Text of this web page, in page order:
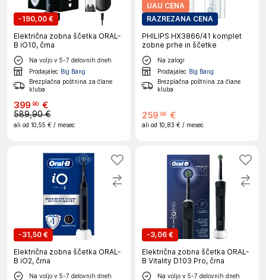
-190,00 €
Električna zobna ščetka ORAL-
B iO10, črna
Na voljo v 5-7 delovnih dneh
Prodajalec Big Bang
Brezplačna poštnina za člane
kluba
399 90 €
589,90 €
ali od 10,55 € / mesec
UAU CENA
RAZREZANA CENA
PHILIPS HX3866/41 komplet
zobne prhe in ščetke
Na zalogi
Prodajalec Big Bang
Brezplačna poštnina za člane
kluba
259 99 €
ali od 10,83 € / mesec
-31,50 €
Električna zobna ščetka ORAL-
B iO2, črna
Na voljo v 5-7 delovnih dneh
-3,06 €
Električna zobna ščetka ORAL-
B Vitality D103 Pro, črna
Na voljo v 5-7 delovnih dneh